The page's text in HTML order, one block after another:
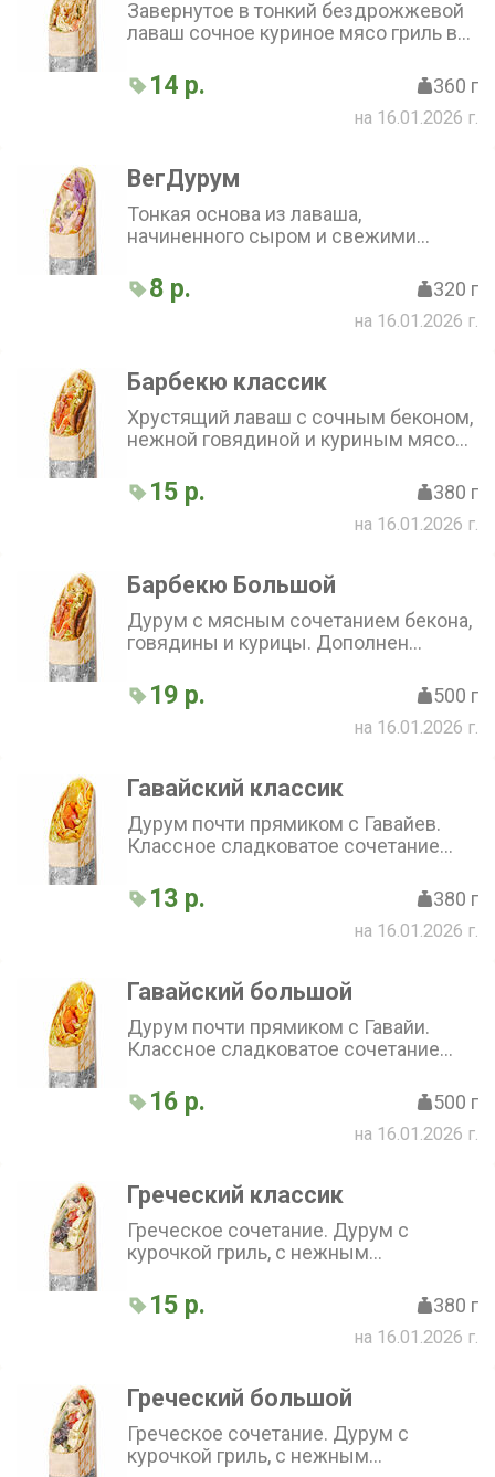
Завернутое в тонкий бездрожжевой
лаваш сочное куриное мясо гриль в
сыром пармезан и специальным
соусом
14 р. 360 г
на 16.01.2026 г.
ВегДурум
Тонкая основа из лаваша,
начиненного сыром и свежими
йогуртной основе. Отличный вариант
для любителей вегетарианской и
8 р. 320 г
на 16.01.2026 г.
Барбекю классик
Хрустящий лаваш с сочным беконом,
нежной говядиной и куриным мясом.
пекинская капуста придают
свежесть, а соус барбекю добавляет
пикантный вкус. Томаты вносят
15 р. 380 г
на 16.01.2026 г.
Барбекю Большой
Дурум с мясным сочетанием бекона,
говядины и курицы. Дополнен
огурчиком, луком и соусом Бургер
19 р. 500 г
на 16.01.2026 г.
Гавайский классик
Дурум почти прямиком с Гавайев.
Классное сладковатое сочетание
дополнен капустой и фирменным
соусом
13 р. 380 г
на 16.01.2026 г.
Гавайский большой
Дурум почти прямиком с Гавайи.
Классное сладковатое сочетание
дополнен капустой и фирменным
соусом
16 р. 500 г
на 16.01.2026 г.
Греческий классик
Греческое сочетание. Дурум с
курочкой гриль, с нежным
сыра Фета, свежего огурца, перца,
маслин, капусты и лука
15 р. 380 г
на 16.01.2026 г.
Греческий большой
Греческое сочетание. Дурум с
курочкой гриль, с нежным